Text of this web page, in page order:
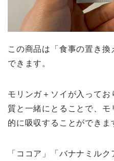
この商品は「食事の置き
できます。
モリンガ＋ソイが入ってお
質と一緒にとることで、
的に吸収することができま
「ココア」「バナナミル